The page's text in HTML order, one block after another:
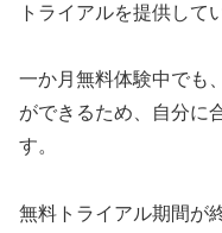
トライアルを提供して
一か月無料体験中でも
ができるため、自分に
す。
無料トライアル期間が